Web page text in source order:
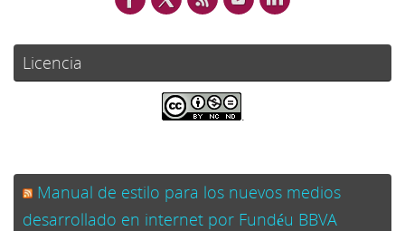
Licencia
.
Manual de estilo para los nuevos medios
desarrollado en internet por Fundéu BBVA